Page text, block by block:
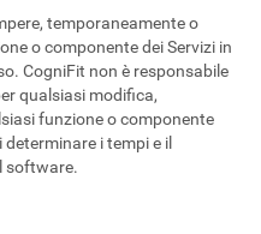
temporaneamente o
o componente dei Servizi in
CogniFit non è responsabile
qualsiasi modifica,
funzione o componente
i tempi e il
software.